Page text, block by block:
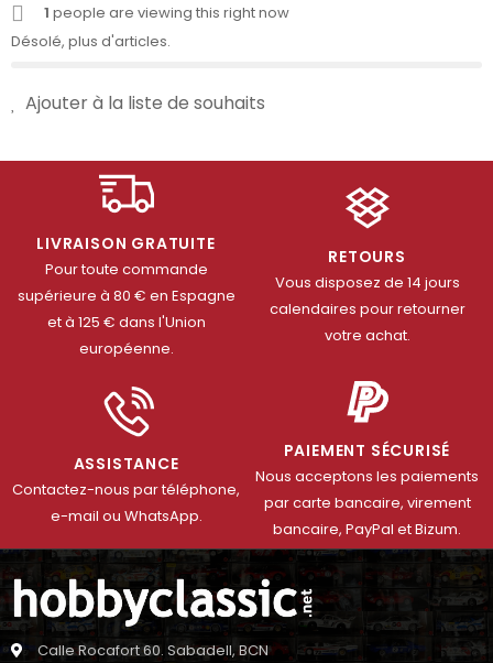
1 people are viewing this right now
Désolé, plus d'articles.
Ajouter à la liste de souhaits
LIVRAISON GRATUITE
Pour toute commande
supérieure à 80 € en Espagne
et à 125 € dans l'Union
européenne.
RETOURS
Vous disposez de 14 jours
calendaires pour retourner
votre achat.
ASSISTANCE
Contactez-nous par téléphone,
e-mail ou WhatsApp.
PAIEMENT SÉCURISÉ
Nous acceptons les paiements
par carte bancaire, virement
bancaire, PayPal et Bizum.
Calle Rocafort 60. Sabadell, BCN